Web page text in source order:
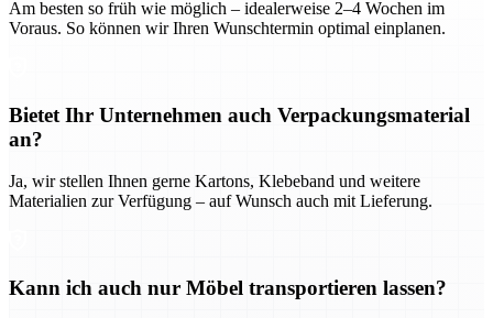
Am besten so früh wie möglich – idealerweise 2–4 Wochen im
Voraus. So können wir Ihren Wunschtermin optimal einplanen.
Bietet Ihr Unternehmen auch Verpackungsmaterial
an?
Ja, wir stellen Ihnen gerne Kartons, Klebeband und weitere
Materialien zur Verfügung – auf Wunsch auch mit Lieferung.
Kann ich auch nur Möbel transportieren lassen?